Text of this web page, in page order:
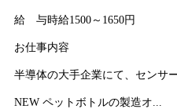
給 与時給1500～1650円
お仕事内容
半導体の大手企業にて、センサ
NEW ペットボトルの製造オ...